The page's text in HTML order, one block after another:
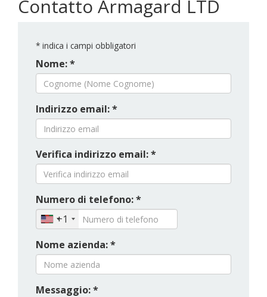
Contatto Armagard LTD
* indica i campi obbligatori
Nome: *
Indirizzo email: *
Verifica indirizzo email: *
Numero di telefono: *
+1
Nome azienda: *
Messaggio: *